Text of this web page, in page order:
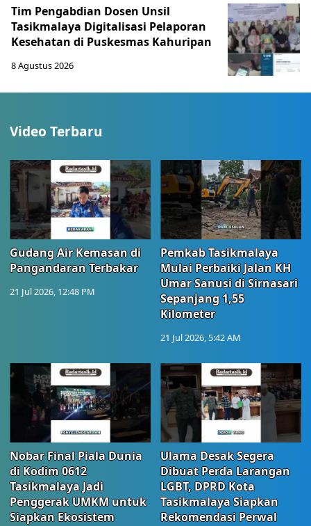
Tim Pengabdian Dosen Unsil
Tasikmalaya Digitalisasi Pelaporan
Kesehatan di Puskesmas Kahuripan
8 Agustus 2026
Video Terbaru
Gudang Air Kemasan di
Pangandaran Terbakar
21 Jul 2026, 12:48 PM
Pemkab Tasikmalaya
Mulai Perbaiki Jalan KH
Umar Sanusi di Sirnasari
Sepanjang 1,55
Kilometer
21 Jul 2026, 5:42 AM
Nobar Final Piala Dunia
di Kodim 0612
Tasikmalaya Jadi
Penggerak UMKM untuk
Siapkan Ekosistem
Ulama Desak Segera
Dibuat Perda Larangan
LGBT, DPRD Kota
Tasikmalaya Siapkan
Rekomendasi Perwal